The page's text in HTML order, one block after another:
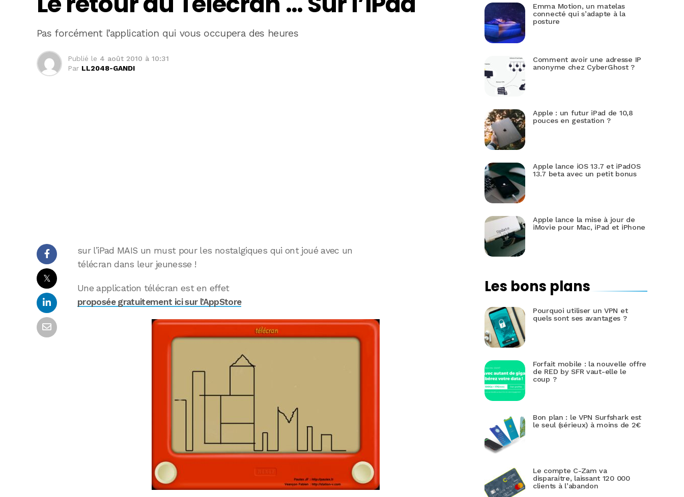
Pas forcément l’application qui vous occupera des heures
Publié le 4 août 2010 à 10:31
Par LL2048-GANDI
𝕏
sur l’iPad MAIS un must pour les nostalgiques qui ont joué avec un
télécran dans leur jeunesse !
Une application télécran est en effet
proposée gratuitement ici sur l’AppStore
Emma Motion, un matelas
connecté qui s’adapte à la
posture
Comment avoir une adresse IP
anonyme chez CyberGhost ?
Apple : un futur iPad de 10,8
pouces en gestation ?
Apple lance iOS 13.7 et iPadOS
13.7 beta avec un petit bonus
Apple lance la mise à jour de
iMovie pour Mac, iPad et iPhone
Les bons plans
Pourquoi utiliser un VPN et
quels sont ses avantages ?
Forfait mobile : la nouvelle offre
de RED by SFR vaut-elle le
coup ?
Bon plan : le VPN Surfshark est
le seul (sérieux) à moins de 2€
Le compte C-Zam va
disparaitre, laissant 120 000
clients à l’abandon